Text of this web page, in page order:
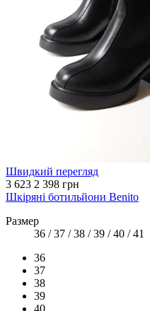
Швидкий перегляд
3 623 2 398 грн
Шкіряні ботильйони Benito
Размер
36 / 37 / 38 / 39 / 40 / 41
36
37
38
39
40